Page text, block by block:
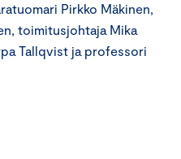
Pirkko Mäkinen,
toimitusjohtaja Mika
Tallqvist ja professori